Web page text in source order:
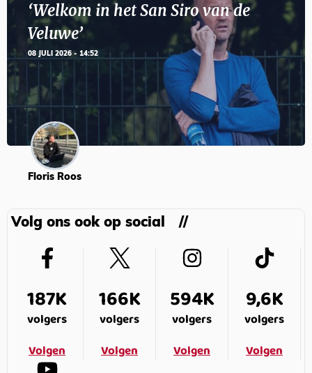
‘Welkom in het San Siro van de
Veluwe’
08 JULI 2026 - 14:52
Floris Roos
Volg ons ook op social
187K
volgers
Volgen
166K
volgers
Volgen
594K
volgers
Volgen
9,6K
volgers
Volgen